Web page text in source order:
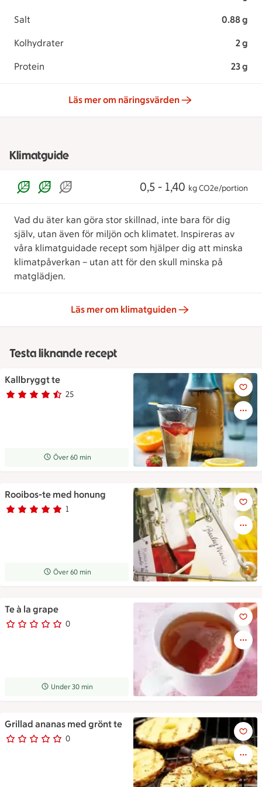
Salt 0.88 g
Kolhydrater 2 g
Protein 23 g
Läs mer om näringsvärden
Klimatguide
0,5 - 1,40 kg CO2e/portion
Vad du äter kan göra stor skillnad, inte bara för dig
själv, utan även för miljön och klimatet. Inspireras av
våra klimatguidade recept som hjälper dig att minska
klimatpåverkan – utan att för den skull minska på
matglädjen.
Läs mer om klimatguiden
Testa liknande recept
Kallbryggt te
Betyg 4.2 av 5. 25
25 personer har röstat
Receptet tar Över 60 min att tillaga
Över 60 min
Kallbryggt te
Rooibos-te med honung
Betyg 5 av 5.
1
1 personer har röstat
Receptet tar Över 60 min att tillaga
Över 60 min
Rooibos-te med honung
Te à la grape
0
0 personer har röstat
Receptet tar Under 30 min att tillaga
Under 30 min
Te à la grape
Grillad ananas med grönt te
0
0 personer har röstat
Grillad ananas med grönt te